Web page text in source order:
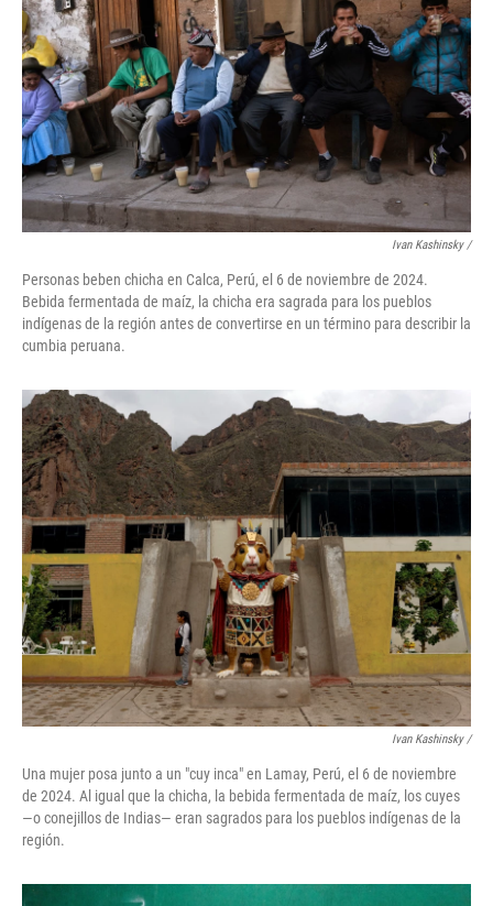
Ivan Kashinsky/
Personas beben chicha en Calca, Perú, el 6 de noviembre de 2024.
Bebida fermentada de maíz, la chicha era sagrada para los pueblos
indígenas de la región antes de convertirse en un término para describir la
cumbia peruana.
Ivan Kashinsky/
Una mujer posa junto a un "cuy inca" en Lamay, Perú, el 6 de noviembre
de 2024. Al igual que la chicha, la bebida fermentada de maíz, los cuyes
—o conejillos de Indias— eran sagrados para los pueblos indígenas de la
región.